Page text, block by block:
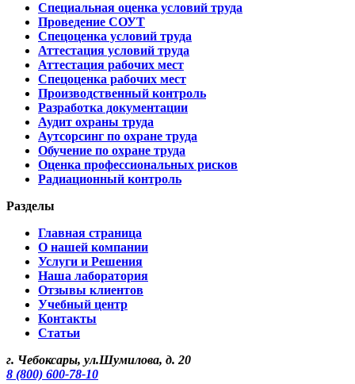
Специальная оценка условий труда
Проведение СОУТ
Спецоценка условий труда
Аттестация условий труда
Аттестация рабочих мест
Спецоценка рабочих мест
Производственный контроль
Разработка документации
Аудит охраны труда
Аутсорсинг по охране труда
Обучение по охране труда
Оценка профессиональных рисков
Радиационный контроль
Разделы
Главная страница
О нашей компании
Услуги и Решения
Наша лаборатория
Отзывы клиентов
Учебный центр
Контакты
Статьи
г. Чебоксары, ул.Шумилова, д. 20
8 (800) 600-78-10